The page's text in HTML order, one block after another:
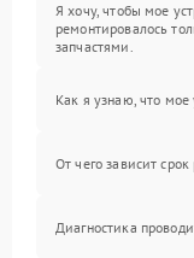
Я хочу, чтобы мое
ремонтировалось
запчастями.
Как я узнаю, что мое
От чего зависит
Диагностика